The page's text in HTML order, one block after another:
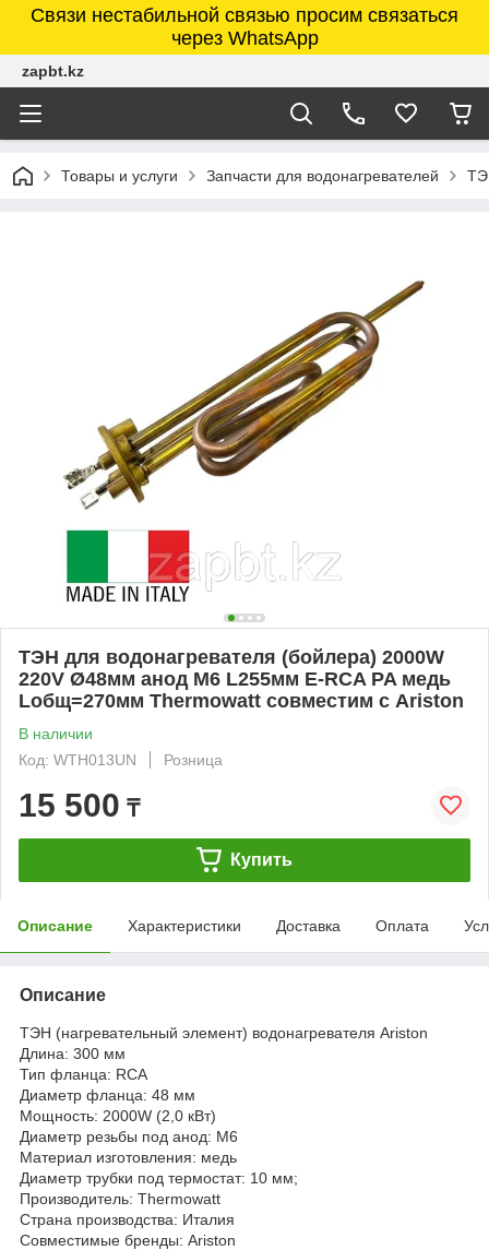
Связи нестабильной связью просим связаться
через WhatsApp
zapbt.kz
Товары и услуги Запчасти для водонагревателей
ТЭН для водонагревателя (бойлера) 2000W
220V Ø48мм анод М6 L255мм E-RCA PA медь
Lобщ=270мм Thermowatt совместим с Ariston
В наличии
Код: WTH013UN
Розница
15 500 ₸
Купить
Описание Характеристики Доставка Оплата
Описание
ТЭН (нагревательный элемент) водонагревателя Ariston
Длина: 300 мм
Тип фланца: RCA
Диаметр фланца: 48 мм
Мощность: 2000W (2,0 кВт)
Диаметр резьбы под анод: M6
Материал изготовления: медь
Диаметр трубки под термостат: 10 мм;
Производитель: Thermowatt
Страна производства: Италия
Совместимые бренды: Ariston